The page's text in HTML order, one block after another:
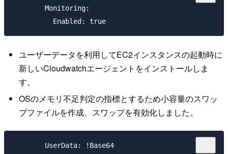
        Monitoring:
ユーザーデータを利用してEC2インスタンスの起動時に
新しいCloudwatchエージェントをインストールしま
す。
OSのメモリ不足判定の指標とするため小容量のスワッ
プファイルを作成、スワップを有効化しました。
        UserData: !Base64